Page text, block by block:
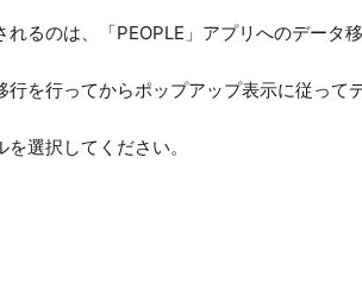
れるのは、「PEOPLE」アプリへのデータ
を行ってからポップアップ表示に従って
選択してください。